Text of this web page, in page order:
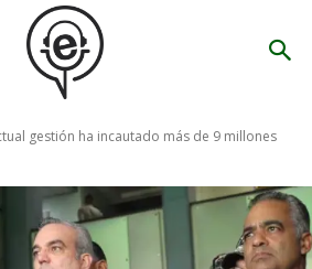
gestión ha incautado más de 9 millones